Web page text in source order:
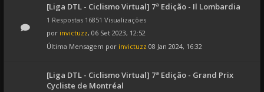
[Liga DTL - Ciclismo Virtual] 7ª Edição - Il Lombardia
1 Respostas 16851 Visualizações
por invictuzz, 06 Set 2023, 12:52
Última Mensagem por invictuzz 08 Jan 2024, 16:32
[Liga DTL - Ciclismo Virtual] 7ª Edição - Grand Prix
Cycliste de Montréal